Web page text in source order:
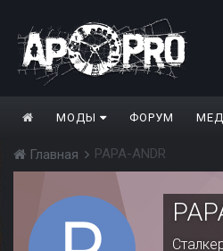
МОДЫ ФОРУМ
Главная PAPA-ANDR